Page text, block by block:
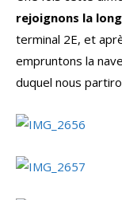
rejoignons la
terminal 2E, et
empruntons la
duquel nous